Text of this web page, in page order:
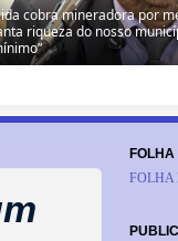
cobra mineradora por
riqueza do nosso
FOLHA
FOLHA